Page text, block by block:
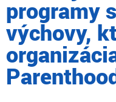
programy
výchovy,